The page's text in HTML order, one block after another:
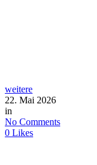
weitere
22. Mai 2026
in
No Comments
0 Likes